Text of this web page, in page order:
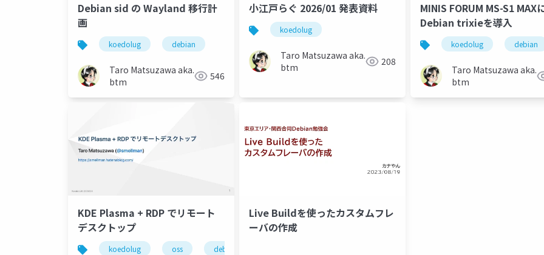
Debian sid の Wayland 移行計
画
koedolug debian
Taro Matsuzawa aka.
btm
546
小江戸らぐ 2026/01 発表資料
koedolug
Taro Matsuzawa aka.
btm
208
MINIS FORUM MS-S1 MAX
Debian trixieを導入
koedolug debian
Taro Matsuzawa aka.
btm
KDE Plasma + RDP でリモート
デスクトップ
koedolug oss debian
Live Buildを使ったカスタムフレ
ーバの作成